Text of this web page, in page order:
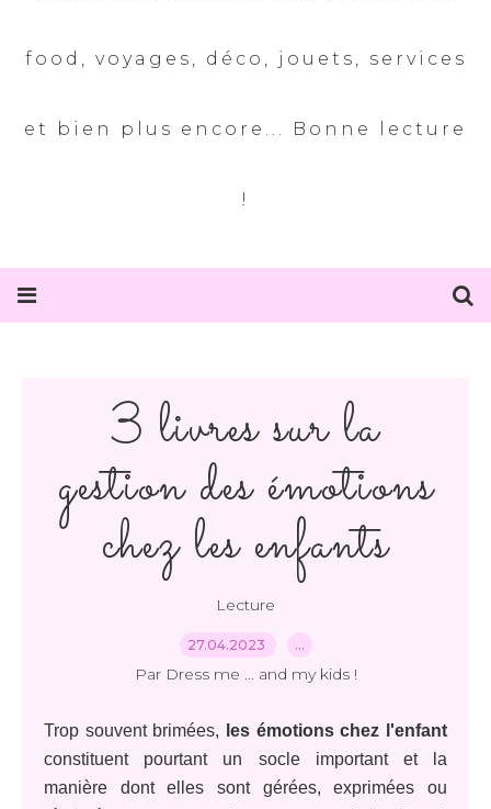
food, voyages, déco, jouets, services
et bien plus encore... Bonne lecture
!
3 livres sur la
gestion des émotions
chez les enfants
Lecture
27.04.2023 …
Par Dress me ... and my kids !
Trop souvent brimées,
les émotions chez l'enfant
constituent pourtant un socle important et la
manière dont elles sont gérées, exprimées ou